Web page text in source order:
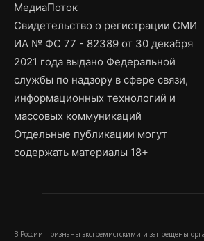
МедиаПоток
Свидетельство о регистрации СМИ
ИА № ФС 77 - 82389 от 30 декабря
2021 года выдано Федеральной
службы по надзору в сфере связи,
информационных технологий и
массовых коммуникаций
Отдельные публикации могут
содержать материалы 18+
В России признаны экстремистскими и запрещены